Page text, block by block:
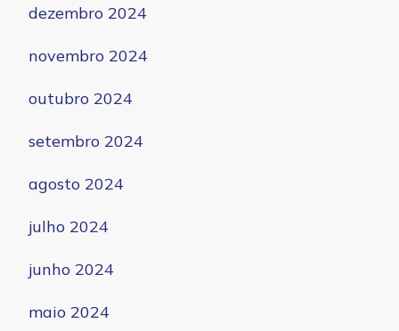
dezembro 2024
novembro 2024
outubro 2024
setembro 2024
agosto 2024
julho 2024
junho 2024
maio 2024